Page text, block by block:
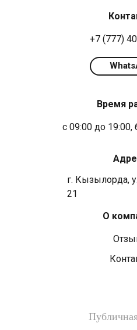
+7 (777)
с 09:00 до
г. Кызылорда,
21
О
Время